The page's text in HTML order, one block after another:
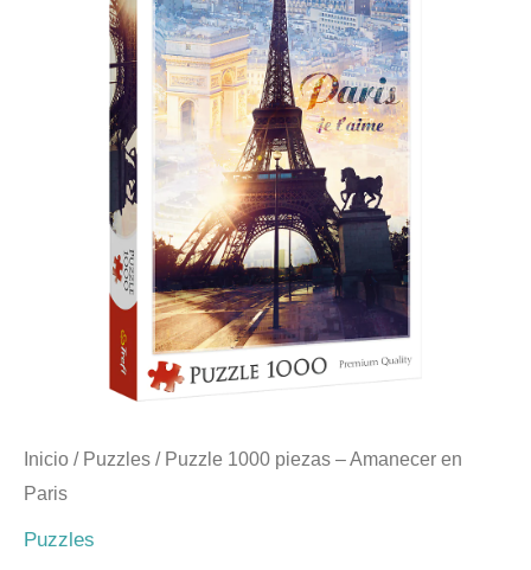
Inicio / Puzzles / Puzzle 1000 piezas – Amanecer en
Paris
Puzzles
Amanecer